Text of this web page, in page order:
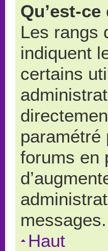
Qu’est-
Les rangs
indiquent
certains
paramétré
forums en
messages.
Haut